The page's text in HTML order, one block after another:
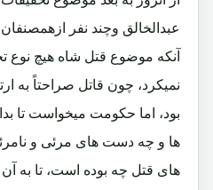
عبدالخالق وچند نفر
آنکه موضوع قتل شاه هیچ نوع
نمیکرد، چون قاتل صراحتاً به
بود، اما حکومت میخواست تا
ها و چه دست های مرئی و
های قتل چه بوده است، تا به آن